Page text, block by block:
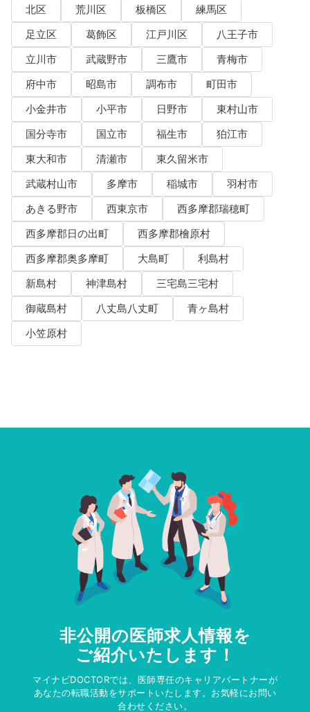
北区
荒川区 板橋区
練馬区
足立区
葛飾区 江戸川区
八王子市
立川市
武蔵野市 三鷹市
青梅市
府中市
昭島市 調布市
町田市
小金井市
小平市 日野市
東村山市
国分寺市
国立市 福生市
狛江市
東大和市
清瀬市
東久留米市
武蔵村山市
多摩市 稲城市
羽村市
あきる野市
西東京市
西多摩郡瑞穂町
西多摩郡日の出町
西多摩郡檜原村
西多摩郡奥多摩町
大島町
利島村
新島村
神津島村
三宅島三宅村
御蔵島村
八丈島八丈町
青ヶ島村
小笠原村
非公開の医師求人情報を
ご紹介いたします！
マイナビDOCTORでは、医師専任のキャリアパートナーが
あなたの転職活動をサポートいたします。お気軽にお問い
合わせください。